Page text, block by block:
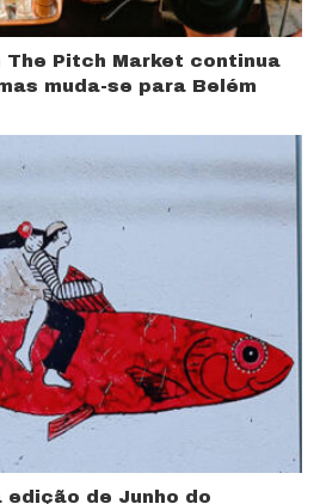
The Pitch Market continua
muda-se para Belém
edição de Junho do